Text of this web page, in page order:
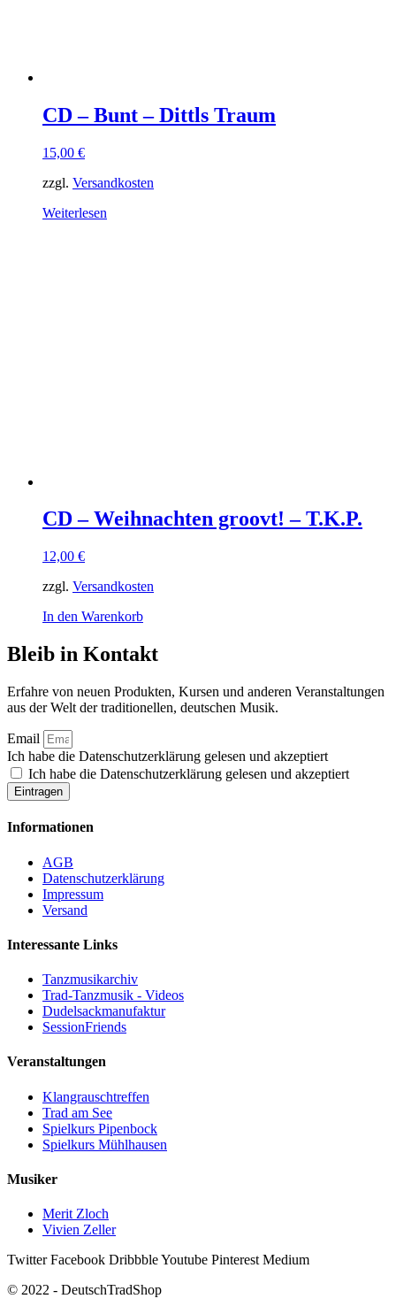
CD – Bunt – Dittls Traum
15,00 €
zzgl. Versandkosten
Weiterlesen
CD – Weihnachten groovt! – T.K.P.
12,00 €
zzgl. Versandkosten
In den Warenkorb
Bleib in Kontakt
Erfahre von neuen Produkten, Kursen und anderen Veranstaltungen
aus der Welt der traditionellen, deutschen Musik.
Email
Ich habe die Datenschutzerklärung gelesen und akzeptiert
Ich habe die Datenschutzerklärung gelesen und akzeptiert
Eintragen
Informationen
AGB
Datenschutzerklärung
Impressum
Versand
Interessante Links
Tanzmusikarchiv
Trad-Tanzmusik - Videos
Dudelsackmanufaktur
SessionFriends
Veranstaltungen
Klangrauschtreffen
Trad am See
Spielkurs Pipenbock
Spielkurs Mühlhausen
Musiker
Merit Zloch
Vivien Zeller
Twitter Facebook DribbbleYoutube Pinterest Medium
© 2022 - DeutschTradShop